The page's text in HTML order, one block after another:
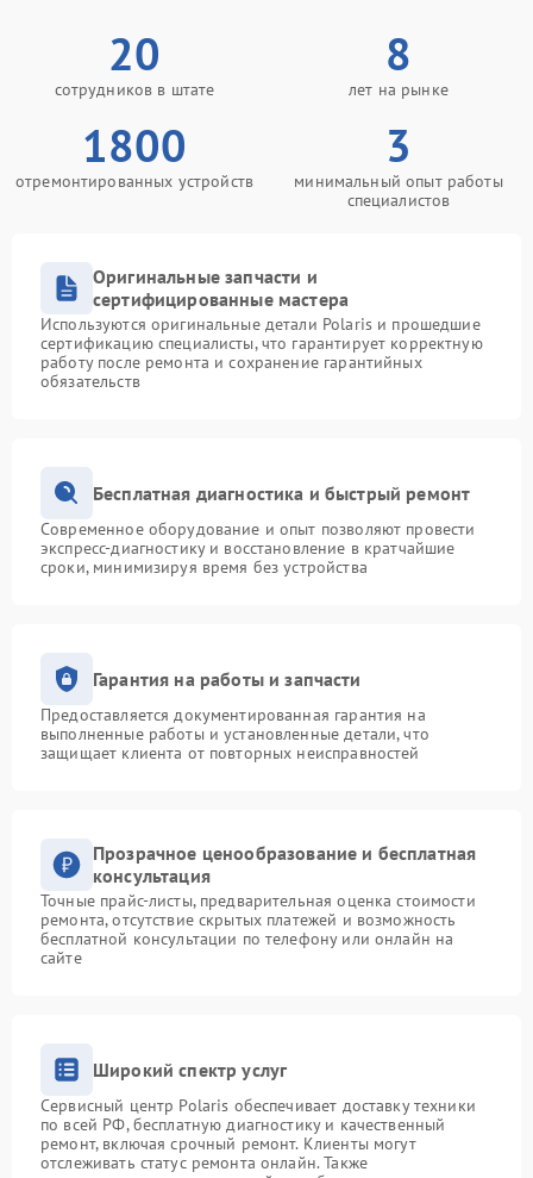
20
сотрудников в штате
8
лет на рынке
1800
отремонтированных устройств
3
минимальный опыт работы
специалистов
Оригинальные запчасти и
сертифицированные мастера
Используются оригинальные детали Polaris и прошедшие
сертификацию специалисты, что гарантирует корректную
работу после ремонта и сохранение гарантийных
обязательств
Бесплатная диагностика и быстрый ремонт
Современное оборудование и опыт позволяют провести
экспресс-диагностику и восстановление в кратчайшие
сроки, минимизируя время без устройства
Гарантия на работы и запчасти
Предоставляется документированная гарантия на
выполненные работы и установленные детали, что
защищает клиента от повторных неисправностей
Прозрачное ценообразование и бесплатная
консультация
Точные прайс-листы, предварительная оценка стоимости
ремонта, отсутствие скрытых платежей и возможность
бесплатной консультации по телефону или онлайн на
сайте
Широкий спектр услуг
Сервисный центр Polaris обеспечивает доставку техники
по всей РФ, бесплатную диагностику и качественный
ремонт, включая срочный ремонт. Клиенты могут
отслеживать статус ремонта онлайн. Также